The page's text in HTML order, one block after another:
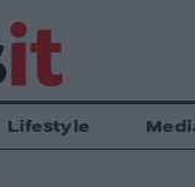
Lifestyle